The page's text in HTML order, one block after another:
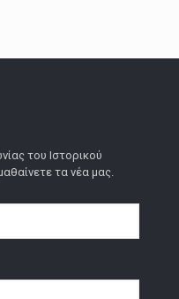
του Ιστορικού
τα νέα μας.